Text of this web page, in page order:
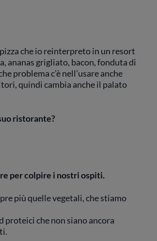
che io reinterpreto in un resort
ananas grigliato, bacon, fonduta di
problema c’è nell’usare anche
quindi cambia anche il palato
ristorante?
per colpire i nostri ospiti.
più quelle vegetali, che stiamo
proteici che non siano ancora